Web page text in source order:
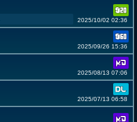
2025/10/02 02:36
2025/09/26 15:36
2025/08/13 07:06
2025/07/13 06:58